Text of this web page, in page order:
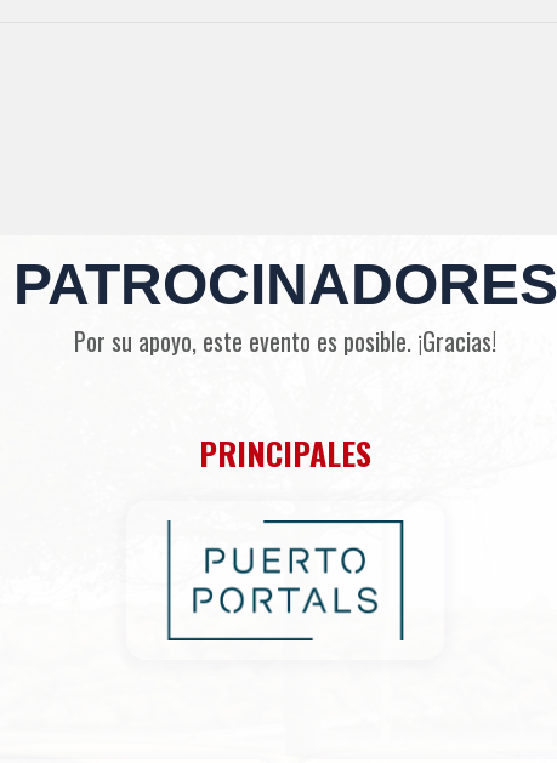
PATROCINADORES
Por su apoyo, este evento es posible. ¡Gracias!
PRINCIPALES